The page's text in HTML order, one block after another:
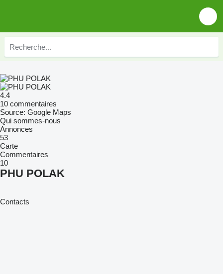
4.4
10 commentaires
Source: Google Maps
Qui sommes-nous
Annonces
53
Carte
Commentaires
10
PHU POLAK
Contacts